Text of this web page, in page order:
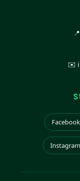
✉️
Instagram